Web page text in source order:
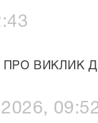
ВИКЛИК ДО